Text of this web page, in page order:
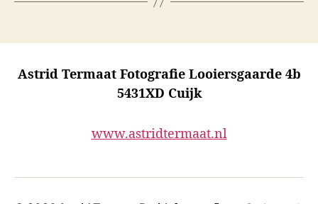
Astrid Termaat Fotografie Looiersgaarde 4b
5431XD Cuijk
www.astridtermaat.nl